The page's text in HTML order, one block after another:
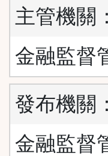
主管機關：
金融監督
發布機關：
金融監督